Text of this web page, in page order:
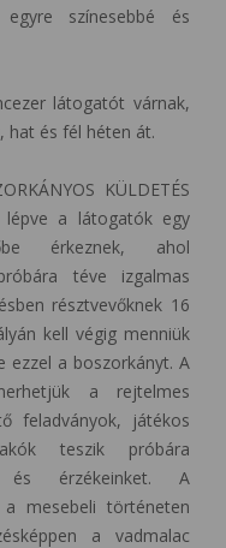
színesebbé és
látogatót várnak,
hat és fél héten át.
KÜLDETÉS
lépve a látogatók egy
érkeznek, ahol
téve izgalmas
résztvevőknek 16
kell végig menniük
ezzel a boszorkányt. A
a rejtelmes
feladványok, játékos
teszik próbára
és érzékeinket. A
mesebeli történeten
a vadmalac